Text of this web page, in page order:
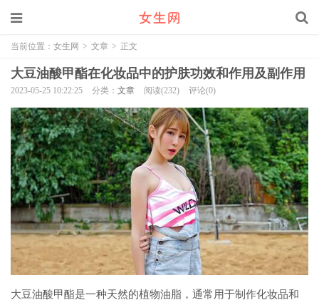
当前位置： 女生网 > 文章 > 正文
大豆油酸甲酯在化妆品中的护肤功效和作用及副作用
2023-05-25 10:22:25 分类： 文章 阅读(232) 评论(0)
大豆油酸甲酯是一种天然的植物油脂，通常用于制作化妆品和